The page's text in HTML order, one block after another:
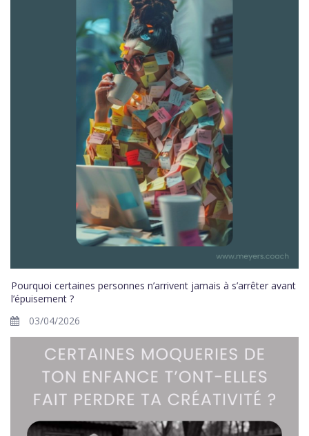
Pourquoi certaines personnes n’arrivent jamais à s’arrêter avant
l’épuisement ?
03/04/2026